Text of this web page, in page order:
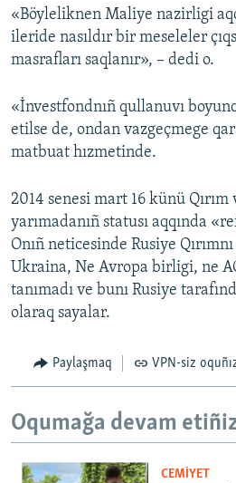
«Böyleliknen Maliye nazirligi
ileride nasıldır bir meseleler
masrafları saqlanır», – dedi o.
«İnvestfondnıñ qullanuvı
etilse de, ondan vazgeçmege
matbuat hızmetinde.
2014 senesi mart 16 künü
yarımadanıñ statusı aqqında
Onıñ neticesinde Rusiye
Ukraina, Ne Avropa birligi, ne
tanımadı ve bunı Rusiye
olaraq sayalar.
Paylaşmaq VPN-siz
Oqumağa devam
CEMİYET